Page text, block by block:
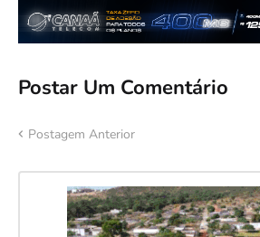
Postar Um Comentário
Postagem Anterior